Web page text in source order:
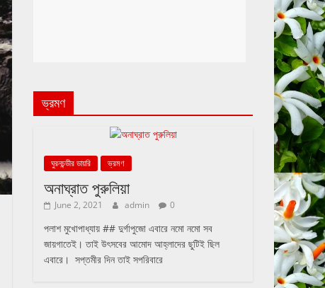
ভ্রমণ
ঘুরনচন্ডীর ডায়রি ভ্রমণ
অনাঘ্রাত পুরুলিয়া
June 2, 2021 admin 0
পলাশ মুখোপাধ্যায় ## দুর্গাপুজো এবারে নমো নমো সব
জায়গাতেই। তাই উৎসবের আমোদ আহ্লাদের ছুটিই ছিল
এবারে। সপ্তমীর দিন তাই সপরিবারে